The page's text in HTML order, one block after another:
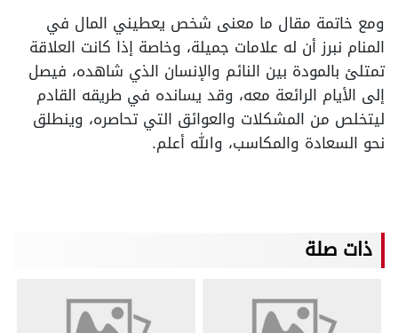
ومع خاتمة مقال ما معنى شخص يعطيني المال في
المنام نبرز أن له علامات جميلة، وخاصة إذا كانت العلاقة
تمتلئ بالمودة بين النائم والإنسان الذي شاهده، فيصل
إلى الأيام الرائعة معه، وقد يسانده في طريقه القادم
ليتخلص من المشكلات والعوائق التي تحاصره، وينطلق
نحو السعادة والمكاسب، والله أعلم.
ذات صلة